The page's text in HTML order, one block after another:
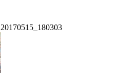
20170515_180303